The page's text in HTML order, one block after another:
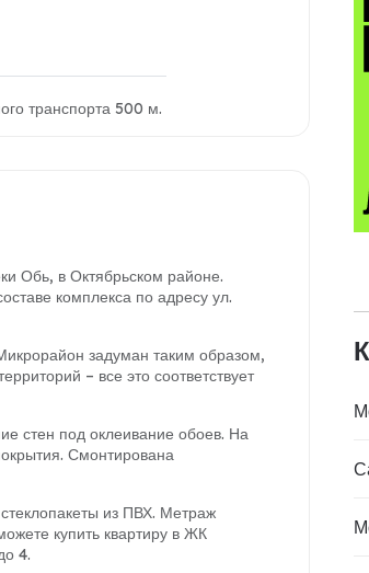
транспорта 500 м.
Обь, в Октябрьском районе.
комплекса по адресу ул.
задуман таким образом,
– все это соответствует
стен под оклеивание обоев. На
Смонтирована
из ПВХ. Метраж
купить квартиру в ЖК
4.